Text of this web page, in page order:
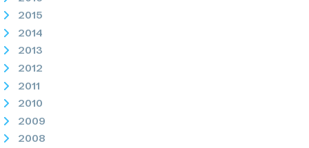
2015
2014
2013
2012
2011
2010
2009
2008